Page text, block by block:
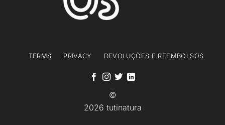
TERMS PRIVACY DEVOLUÇÕES E REEMBOLSOS
©
2026 tutinatura